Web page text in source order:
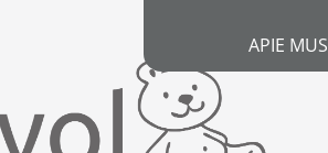
APIE MUS